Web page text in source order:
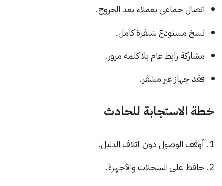
اتصال جماعي بعملاء بعد الخروج.
نسخ مستودع شيفرة كامل.
مشاركة رابط عام بلا كلمة مرور.
فقد جهاز غير مشفر.
خطة الاستجابة للحادث
أوقف الوصول دون إتلاف الدليل.
حافظ على السجلات والأجهزة.